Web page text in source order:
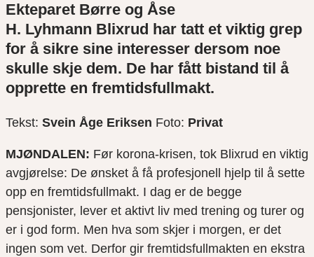
Ekteparet Børre og Åse
H. Lyhmann Blixrud har tatt et viktig grep
for å sikre sine interesser dersom noe
skulle skje dem. De har fått bistand til å
opprette en fremtidsfullmakt.
Tekst: Svein Åge Eriksen Foto: Privat
MJØNDALEN: Før korona-krisen, tok Blixrud en viktig
avgjørelse: De ønsket å få profesjonell hjelp til å sette
opp en fremtidsfullmakt. I dag er de begge
pensjonister, lever et aktivt liv med trening og turer og
er i god form. Men hva som skjer i morgen, er det
ingen som vet. Derfor gir fremtidsfullmakten en ekstra